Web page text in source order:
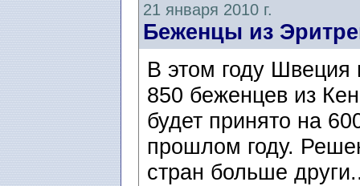
21 января 2010 г.
Беженцы из
В этом году
850 беженцев из
будет принято на
прошлом году.
стран больше